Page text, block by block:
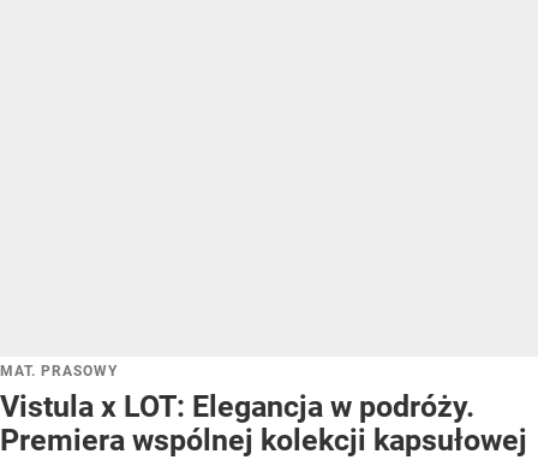
MAT. PRASOWY
Vistula x LOT: Elegancja w podróży.
Premiera wspólnej kolekcji kapsułowej